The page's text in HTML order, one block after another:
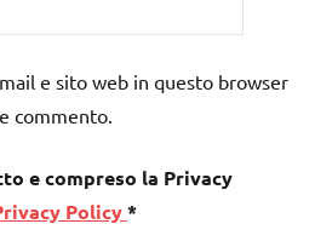
e sito web in questo browser
commento.
e compreso la Privacy
Policy*